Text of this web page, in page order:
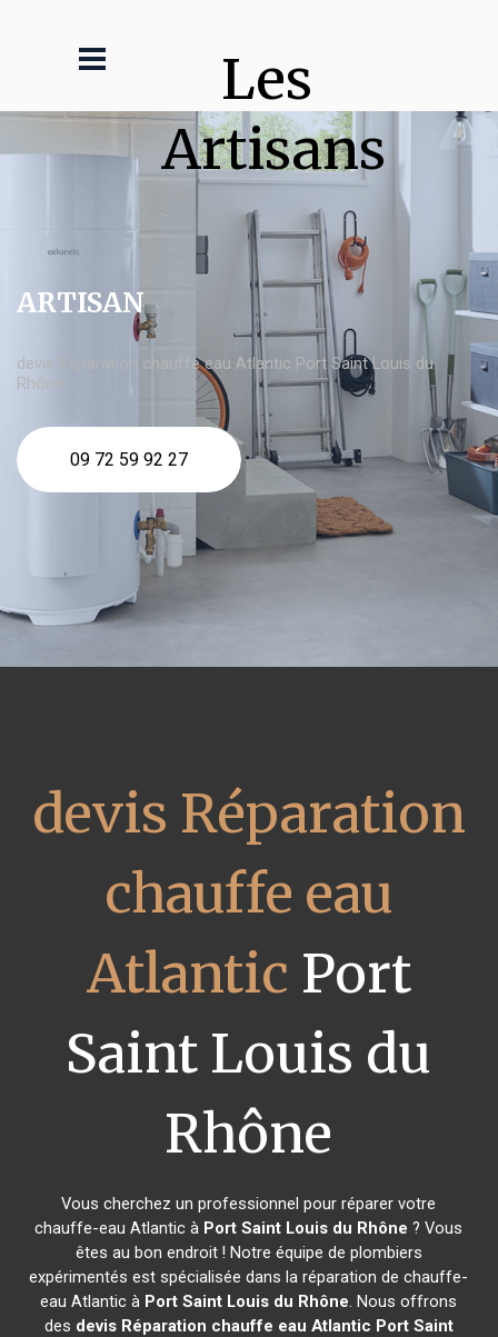
Les
Artisans
ARTISAN
devis Réparation chauffe eau Atlantic Port Saint Louis du
Rhône
09 72 59 92 27
devis Réparation
chauffe eau
Atlantic Port
Saint Louis du
Rhône
Vous cherchez un professionnel pour réparer votre
chauffe-eau Atlantic à Port Saint Louis du Rhône ? Vous
êtes au bon endroit ! Notre équipe de plombiers
expérimentés est spécialisée dans la réparation de chauffe-
eau Atlantic à Port Saint Louis du Rhône. Nous offrons
des devis Réparation chauffe eau Atlantic Port Saint